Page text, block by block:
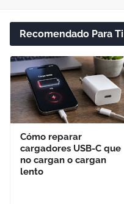
Recomendado Para Ti
Cómo reparar
cargadores USB-C que
no cargan o cargan
lento